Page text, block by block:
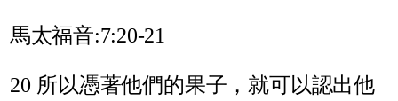
馬太福音:7:20-21
20 所以憑著他們的果子，就可以認出他